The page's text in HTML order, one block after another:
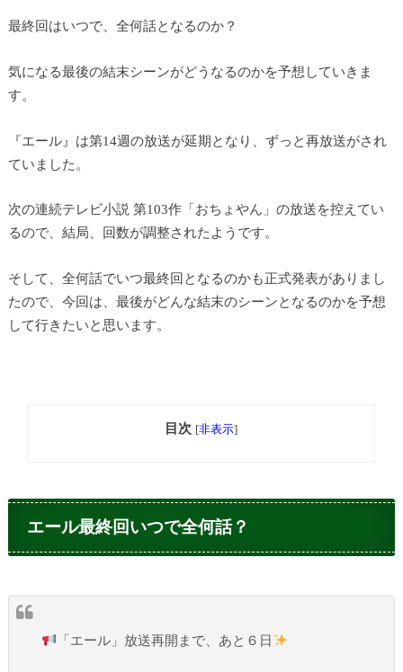
最終回はいつで、全何話となるのか？
気になる最後の結末シーンがどうなるのかを予想していきま
す。
『エール』は第14週の放送が延期となり、ずっと再放送がされ
ていました。
次の連続テレビ小説 第103作「おちょやん」の放送を控えてい
るので、結局、回数が調整されたようです。
そして、全何話でいつ最終回となるのかも正式発表がありまし
たので、今回は、最後がどんな結末のシーンとなるのかを予想
して行きたいと思います。
目次 [非表示]
エール最終回いつで全何話？
「エール」放送再開まで、あと６日